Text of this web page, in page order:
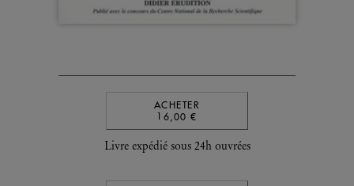
ACHETER
16,00 €
Livre expédié sous 24h ouvrées